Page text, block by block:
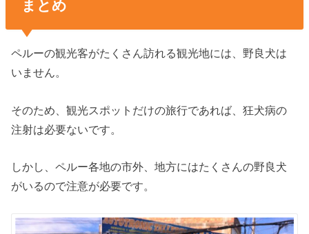
まとめ
ペルーの観光客がたくさん訪れる観光地には、野良犬は
いません。
そのため、観光スポットだけの旅行であれば、狂犬病の
注射は必要ないです。
しかし、ペルー各地の市外、地方にはたくさんの野良犬
がいるので注意が必要です。